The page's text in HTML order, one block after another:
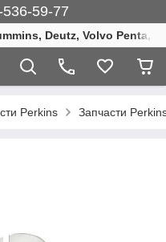
59-77
Deutz, Volvo Penta,
Perkins Запчасти